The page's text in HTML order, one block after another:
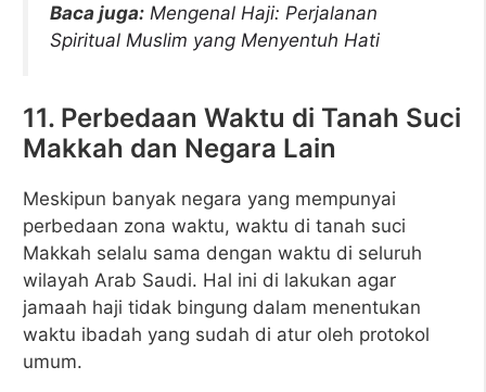
Baca juga: Mengenal Haji: Perjalanan
Spiritual Muslim yang Menyentuh Hati
11. Perbedaan Waktu di Tanah Suci
Makkah dan Negara Lain
Meskipun banyak negara yang mempunyai
perbedaan zona waktu, waktu di tanah suci
Makkah selalu sama dengan waktu di seluruh
wilayah Arab Saudi. Hal ini di lakukan agar
jamaah haji tidak bingung dalam menentukan
waktu ibadah yang sudah di atur oleh protokol
umum.